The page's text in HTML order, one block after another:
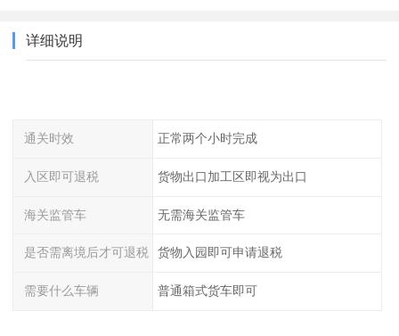
详细说明
通关时效 正常两个小时完成
入区即可退税 货物出口加工区即视为出口
海关监管车 无需海关监管车
是否需离境后才可退税 货物入园即可申请退税
需要什么车辆 普通箱式货车即可